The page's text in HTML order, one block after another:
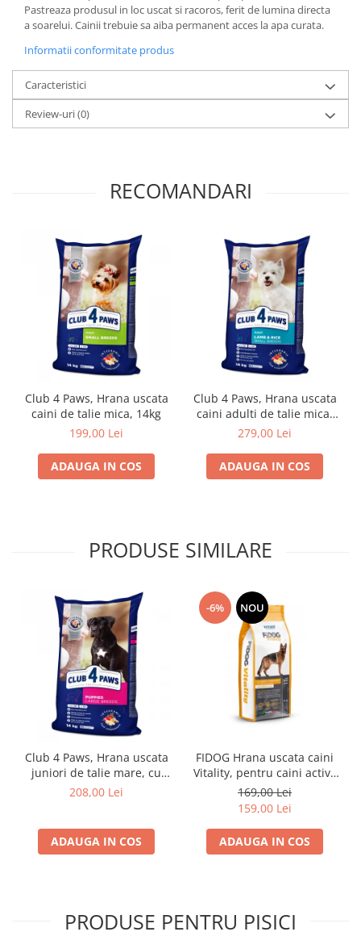
Pastreaza produsul in loc uscat si racoros, ferit de lumina directa
a soarelui. Cainii trebuie sa aiba permanent acces la apa curata.
Informatii conformitate produs
Caracteristici
Review-uri(0)
RECOMANDARI
Club 4 Paws, Hrana uscata
caini de talie mica, 14kg
199,00 Lei
ADAUGA IN COS
Club 4 Paws, Hrana uscata
caini adulti de talie mica,
miel si orez, 14kg
279,00 Lei
ADAUGA IN COS
PRODUSE SIMILARE
Club 4 Paws, Hrana uscata
juniori de talie mare, cu
pui, 14kg
208,00 Lei
ADAUGA IN COS
-6% NOU
FIDOG Hrana uscata caini
Vitality, pentru caini activi,
20kg
169,00 Lei
159,00 Lei
ADAUGA IN COS
PRODUSE PENTRU PISICI